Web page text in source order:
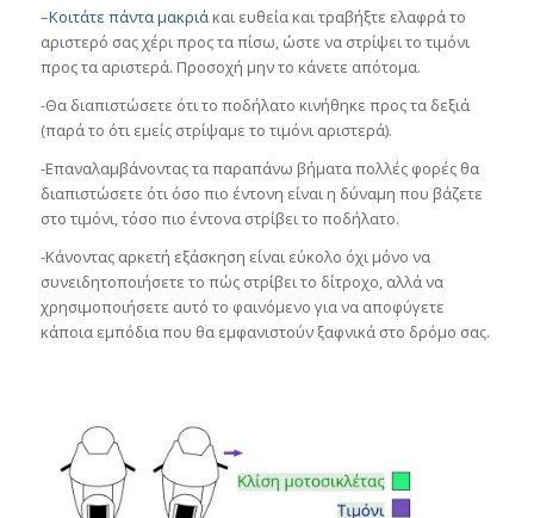
–Κοιτάτε πάντα μακριάκαι ευθεία και τραβήξτε ελαφρά το
αριστερό σας χέρι προς τα πίσω, ώστε να στρίψει το τιμόνι
προς τα αριστερά. Προσοχή μην το κάνετε απότομα.
-Θα διαπιστώσετε ότι το ποδήλατο κινήθηκε προς τα δεξιά
(παρά το ότι εμείς στρίψαμε το τιμόνι αριστερά).
-Επαναλαμβάνοντας τα παραπάνω βήματα πολλές φορές θα
διαπιστώσετε ότι όσο πιο έντονη είναι η δύναμη που βάζετε
στο τιμόνι, τόσο πιο έντονα στρίβει το ποδήλατο.
-Κάνοντας αρκετή εξάσκηση είναι εύκολο όχι μόνο να
συνειδητοποιήσετε το πώς στρίβει το δίτροχο, αλλά να
χρησιμοποιήσετε αυτό το φαινόμενο για να αποφύγετε
κάποια εμπόδια που θα εμφανιστούν ξαφνικά στο δρόμο σας.